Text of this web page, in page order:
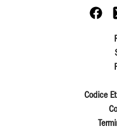
Codice